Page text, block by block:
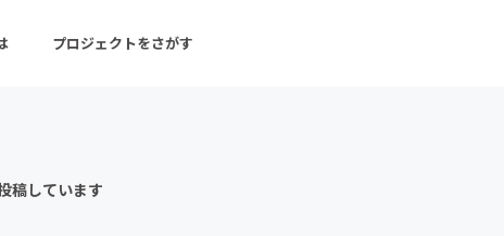
プロジェクトをさがす
クト 募集終了が近いプロジェクト
稿しています